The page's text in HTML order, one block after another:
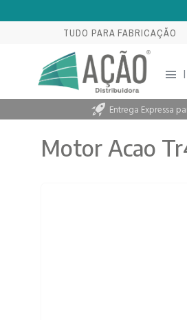
TUDO PARA FABRICAÇÃO
Entrega Expressa
Motor Acao